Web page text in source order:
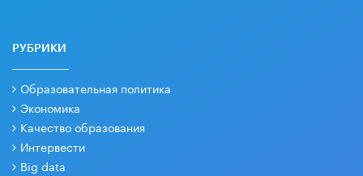
РУБРИКИ
Образовательная политика
Экономика
Качество образования
Интервести
Big data